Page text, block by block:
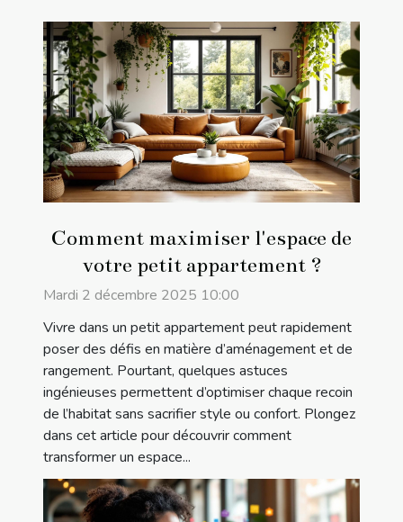
Comment maximiser l'espace de
votre petit appartement ?
Mardi 2 décembre 2025 10:00
Vivre dans un petit appartement peut rapidement
poser des défis en matière d’aménagement et de
rangement. Pourtant, quelques astuces
ingénieuses permettent d’optimiser chaque recoin
de l’habitat sans sacrifier style ou confort. Plongez
dans cet article pour découvrir comment
transformer un espace...